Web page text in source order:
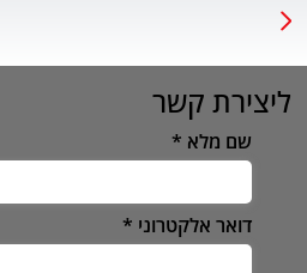
ליצירת קשר
שם מלא
דואר אלקטרוני